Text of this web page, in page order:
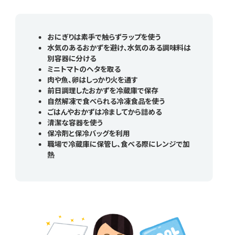
おにぎりは素手で触らずラップを使う
水気のあるおかずを避け、水気のある調味料は
別容器に分ける
ミニトマトのヘタを取る
肉や魚、卵はしっかり火を通す
前日調理したおかずを冷蔵庫で保存
自然解凍で食べられる冷凍食品を使う
ごはんやおかずは冷ましてから詰める
清潔な容器を使う
保冷剤と保冷バッグを利用
職場で冷蔵庫に保管し、食べる際にレンジで加
熱